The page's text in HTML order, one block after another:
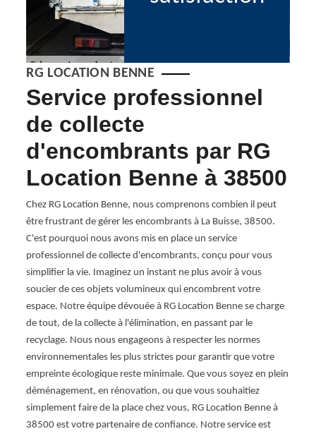
RG LOCATION BENNE
Service professionnel
de collecte
d'encombrants par RG
Location Benne à 38500
Chez RG Location Benne, nous comprenons combien il peut
être frustrant de gérer les encombrants à La Buisse, 38500.
C'est pourquoi nous avons mis en place un service
professionnel de collecte d'encombrants, conçu pour vous
simplifier la vie. Imaginez un instant ne plus avoir à vous
soucier de ces objets volumineux qui encombrent votre
espace. Notre équipe dévouée à RG Location Benne se charge
de tout, de la collecte à l'élimination, en passant par le
recyclage. Nous nous engageons à respecter les normes
environnementales les plus strictes pour garantir que votre
empreinte écologique reste minimale. Que vous soyez en plein
déménagement, en rénovation, ou que vous souhaitiez
simplement faire de la place chez vous, RG Location Benne à
38500 est votre partenaire de confiance. Notre service est